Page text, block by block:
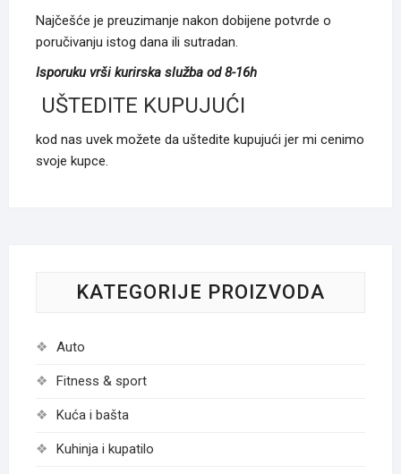
Najčešće je preuzimanje nakon dobijene potvrde o
poručivanju istog dana ili sutradan.
Isporuku vrši kurirska služba od 8-16h
UŠTEDITE KUPUJUĆI
kod nas uvek možete da uštedite kupujući jer mi cenimo
svoje kupce.
KATEGORIJE PROIZVODA
Auto
Fitness & sport
Kuća i bašta
Kuhinja i kupatilo